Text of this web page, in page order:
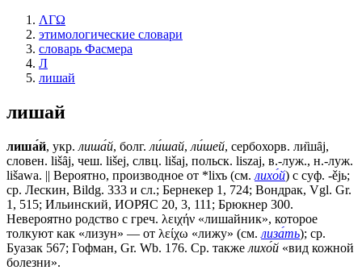
ΛΓΩ
этимологические словари
словарь Фасмера
Л
лишай
лишай
лиша́й, укр. лиша́й, болг. ли́шай, ли́шей, сербохорв. ли̏шȃj,
словен. lišȃj, чеш. lišej, слвц. lišaj, польск. liszaj, в.-луж., н.-луж.
lišawa. || Вероятно, производное от *liхъ (см. лихо́й) с суф. -ějь;
ср. Лескин, Bildg. 333 и сл.; Бернекер 1, 724; Вондрак, Vgl. Gr.
1, 515; Ильинский, ИОРЯС 20, 3, 111; Брюкнер 300.
Невероятно родство с греч. λειχήν «лишайник», которое
толкуют как «лизун» — от λείχω «лижу» (см. лиза́ть); ср.
Буазак 567; Гофман, Gr. Wb. 176. Ср. также лихо́й «вид кожной
болезни».